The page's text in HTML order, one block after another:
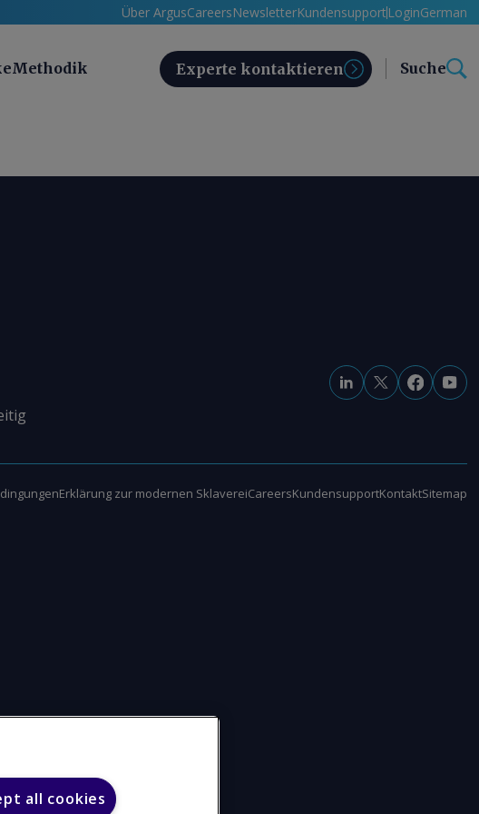
Über ArgusCareersNewsletterKundensupport LoginGerman
Methodik Experte kontaktieren Suche
Erklärung zur modernen SklavereiCareersKundensupportKontaktSitemap
all cookies